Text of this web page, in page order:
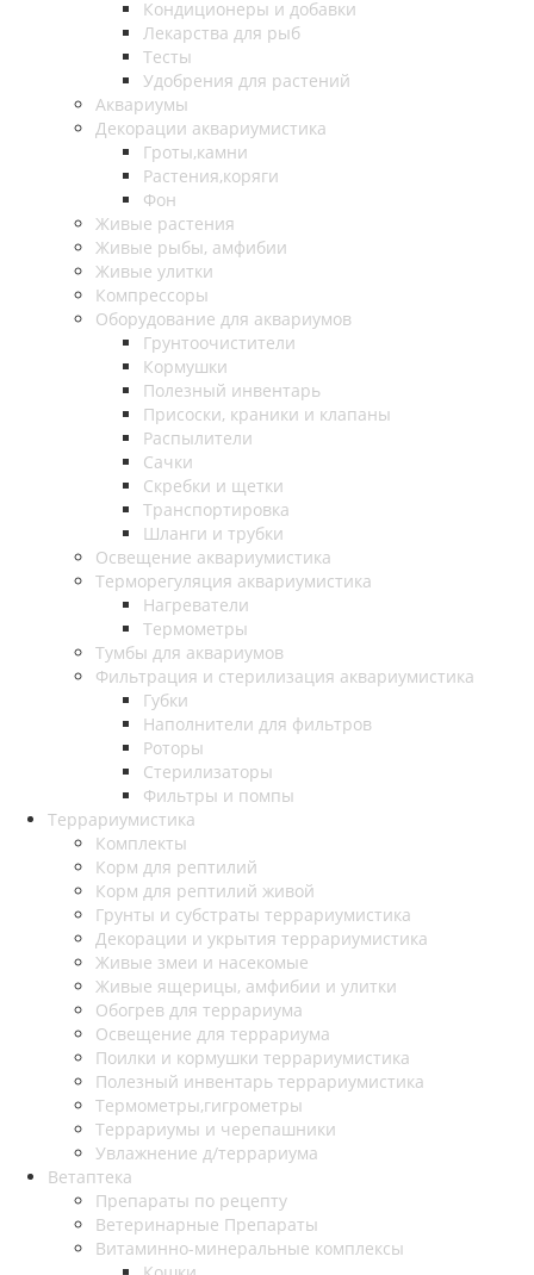
Кондиционеры и добавки
Лекарства для рыб
Тесты
Удобрения для растений
Аквариумы
Декорации аквариумистика
Гроты,камни
Растения,коряги
Фон
Живые растения
Живые рыбы, амфибии
Живые улитки
Компрессоры
Оборудование для аквариумов
Грунтоочистители
Кормушки
Полезный инвентарь
Присоски, краники и клапаны
Распылители
Сачки
Скребки и щетки
Транспортировка
Шланги и трубки
Освещение аквариумистика
Терморегуляция аквариумистика
Нагреватели
Термометры
Тумбы для аквариумов
Фильтрация и стерилизация аквариумистика
Губки
Наполнители для фильтров
Роторы
Стерилизаторы
Фильтры и помпы
Террариумистика
Комплекты
Корм для рептилий
Корм для рептилий живой
Грунты и субстраты террариумистика
Декорации и укрытия террариумистика
Живые змеи и насекомые
Живые ящерицы, амфибии и улитки
Обогрев для террариума
Освещение для террариума
Поилки и кормушки террариумистика
Полезный инвентарь террариумистика
Термометры,гигрометры
Террариумы и черепашники
Увлажнение д/террариума
Ветаптека
Препараты по рецепту
Ветеринарные Препараты
Витаминно-минеральные комплексы